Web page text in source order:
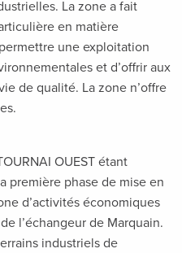
La zone a fait
en matière
une exploitation
et d’offrir aux
de qualité. La zone n’offre
OUEST étant
première phase de mise en
d’activités économiques
l’échangeur de Marquain.
industriels de